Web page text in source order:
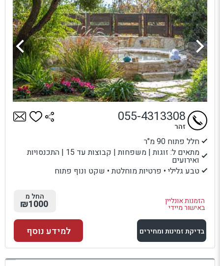
חלל פתוח 90 מ"ר
מתאים ל: זוגות | משפחות | קבוצות עד 15 | התכנסויות
ואירועים
טבע גלילי • פרטיות מוחלטת • שקט ונוף פתוח
הזמנות אונליין
באישור מיידי
055-4313308
זהר
החל מ
₪1000
בדיקת זמינות ומחירים
למתחם זה
למידע נוסף